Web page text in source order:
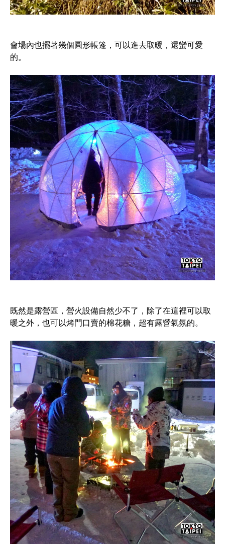
會場內也擺著幾個圓形帳篷，可以進去取暖，還蠻可愛
的。
既然是露營區，營火設備自然少不了，除了在這裡可以取
暖之外，也可以烤門口賣的棉花糖，超有露營氣氛的。